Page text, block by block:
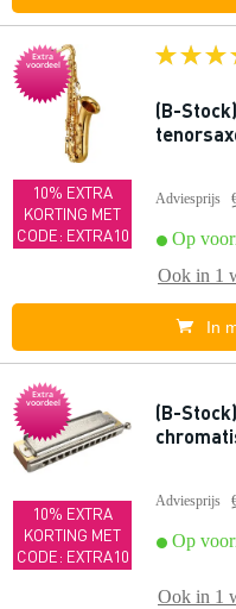
Extra
voordeel
10% EXTRA
KORTING MET
CODE: EXTRA10
(B-
Adviesprijs
Op
Ook in 1
In
Extra
voordeel
10% EXTRA
KORTING MET
CODE: EXTRA10
(B-
Adviesprijs
Op
Ook in 1